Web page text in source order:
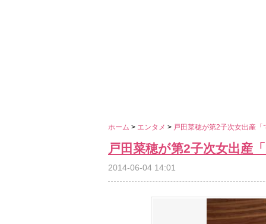
ホーム > エンタメ > 戸田菜穂が第2子次女出産
戸田菜穂が第2子次女出産
2014-06-04 14:01